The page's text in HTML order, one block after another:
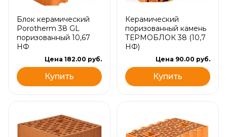
Блок керамический
Porotherm 38 GL
поризованный 10,67
НФ
Цена 182.00 руб.
Купить
Керамический
поризованный камень
ТЕРМОБЛОК 38 (10,7
НФ)
Цена 90.00 руб.
Купить